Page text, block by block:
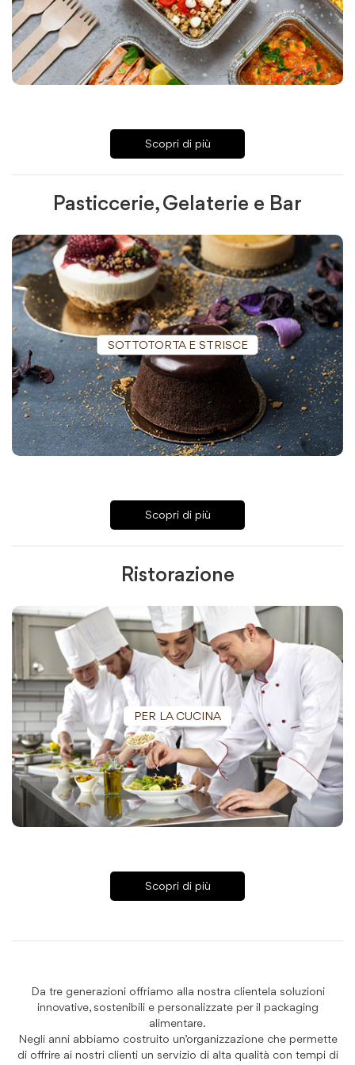
Scopri di più
Pasticcerie, Gelaterie e Bar
SOTTOTORTA E STRISCE
Scopri di più
Ristorazione
PER LA CUCINA
Scopri di più
Da tre generazioni offriamo alla nostra clientela soluzioni
innovative, sostenibili e personalizzate per il packaging
alimentare.
Negli anni abbiamo costruito un’organizzazione che permette
di offrire ai nostri clienti un servizio di alta qualità con tempi di